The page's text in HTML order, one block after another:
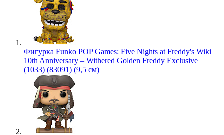
Фигурка Funko POP Games: Five Nights at Freddy's Wiki
10th Anniversary – Withered Golden Freddy Exclusive
(1033) (83091) (9,5 см)